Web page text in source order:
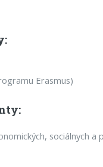
Erasmus)
sociálnych a